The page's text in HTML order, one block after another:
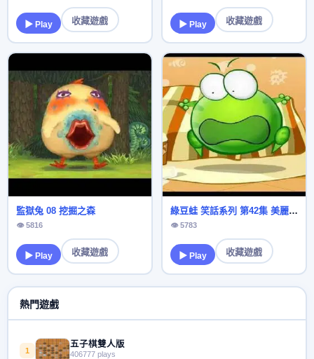
▶ Play 收藏遊戲 ▶ Play 收藏遊戲
監獄兔 08 挖掘之森
👁 5816
▶ Play 收藏遊戲
綠豆蛙 笑話系列 第42集 美麗的裙子
👁 5783
▶ Play 收藏遊戲
熱門遊戲
1
五子棋雙人版
406777 plays